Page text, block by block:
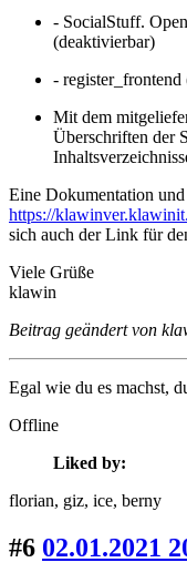
- SocialStuff.
(deaktivierbar)
-
Mit dem
Überschriften der
Eine Dokumentation
https://
sich auch der Link für
Viele Grüße
klawin
Beitrag geändert von
Egal wie du es machst,
Offline
Liked by:
florian, giz, ice, berny
#6 02.01.2021